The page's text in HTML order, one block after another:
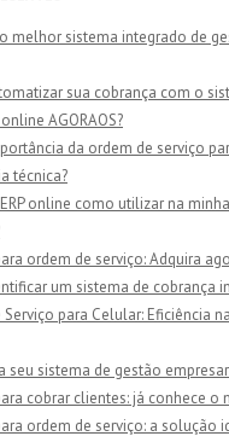
melhor sistema integrado de
sua cobrança com o
AGORAOS?
da ordem de serviço
técnica?
online como utilizar na minha
ordem de serviço: Adquira
um sistema de cobrança
Serviço para Celular: Eficiência
seu sistema de gestão
cobrar clientes: já conhece o
ordem de serviço: a solução